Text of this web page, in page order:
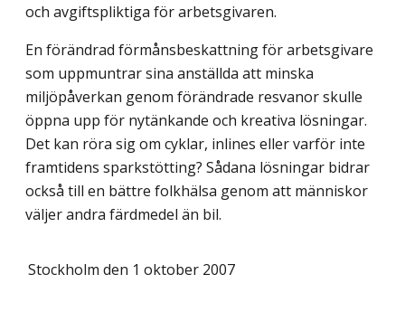
och avgiftspliktiga för arbetsgivaren.
En förändrad förmånsbeskattning för arbetsgivare
som uppmuntrar sina anställda att minska
miljöpåverkan genom förändrade resvanor skulle
öppna upp för nytänkande och kreativa lösningar.
Det kan röra sig om cyklar, inlines eller varför inte
framtidens sparkstötting? Sådana lösningar bidrar
också till en bättre folkhälsa genom att människor
väljer andra färdmedel än bil.
Stockholm den 1 oktober 2007